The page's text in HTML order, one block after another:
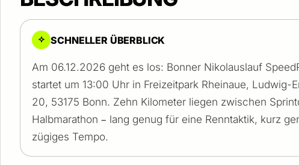
SCHNELLER ÜBERBLICK
Am 06.12.2026 geht es los: Bonner Nikolauslauf
startet um 13:00 Uhr in Freizeitpark Rheinaue, Ludwig-
20, 53175 Bonn. Zehn Kilometer liegen zwischen
Halbmarathon – lang genug für eine Renntaktik, kurz
zügiges Tempo.